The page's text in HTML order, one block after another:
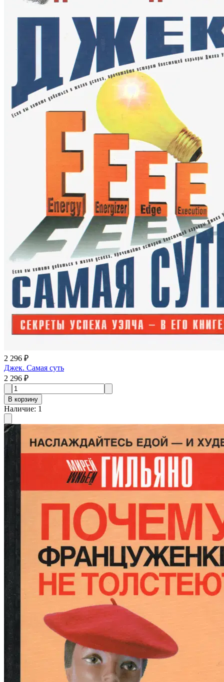
2 296 ₽
Джек. Самая суть
2 296 ₽
В корзину
Наличие: 1